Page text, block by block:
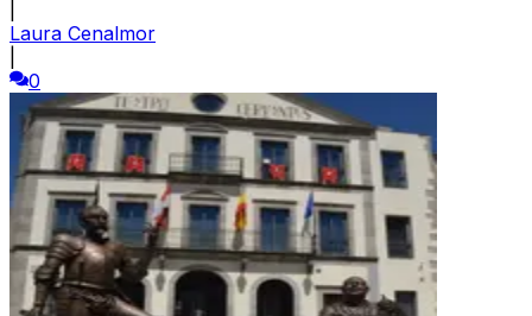
Laura Cenalmor
0